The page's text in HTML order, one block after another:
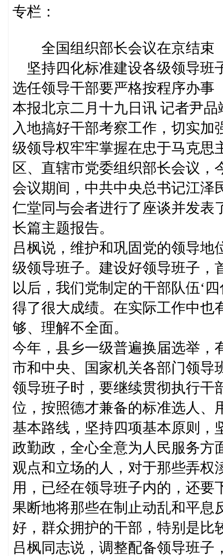
专栏：
全国组织部长会议在京结束
坚持四化标准建设各级领导班
选任领导干部要严格按程序办事
本报北京二月十九日讯 记者尹
入地搞好干部考察工作，切实
级领导权牢牢掌握在忠于马克思
区、直辖市党委组织部长会议，
会议期间，中共中央总书记江泽
仁堂同与会者进行了座谈并发表
长篇主题报告。
吕枫说，维护和巩固党的领导
级领导班子。建设好领导班子，
以后，我们党制定的干部队伍‘
得了很大成绩。在实际工作中也
够、理解不全面。
今年，县乡一级普遍换届选举，
市和中央、国家机关各部门领导
领导班子时，要继续贯彻执行干
位，按照德才兼备的标准选人、
基本路线，坚持四项基本原则，
政勤政，全心全意为人民服务方
观点和立场的人，对于那些弄权
用，已经在领导班子内的，还要
果断地将那些在制止动乱和平息
好，群众拥护的干部，特别是比
吕枫同志说，调整配备领导班